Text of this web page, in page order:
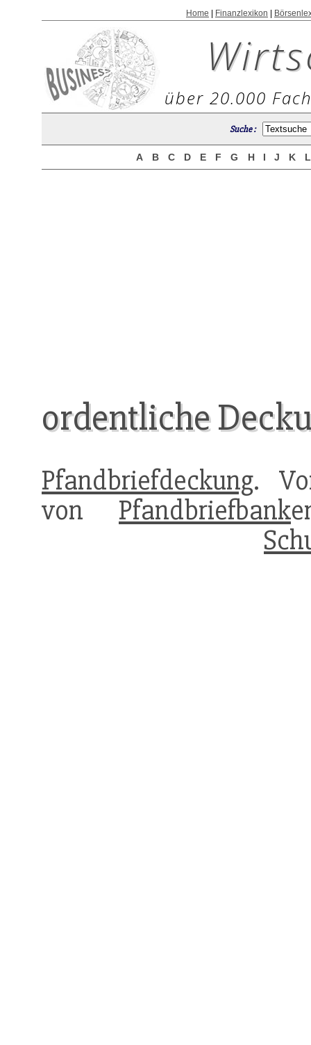
Home Finanzlexikon
über 20.000
Suche :
A B C D E F G H I J K
ordentliche
Pfandbriefdeckung.
von Pfandbriefbank